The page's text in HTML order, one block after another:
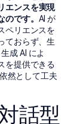
エンスを実現
です。 AI が
ペリエンスを
ておらず、生
成 AI によ
を提供できる
然として工夫
話型